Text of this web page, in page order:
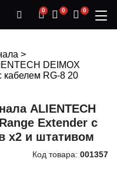
0 0 0
>
DEIMOX
кабелем RG-8 20
ALIENTECH
Extender с
х2 и штативом
Код товара: 001357